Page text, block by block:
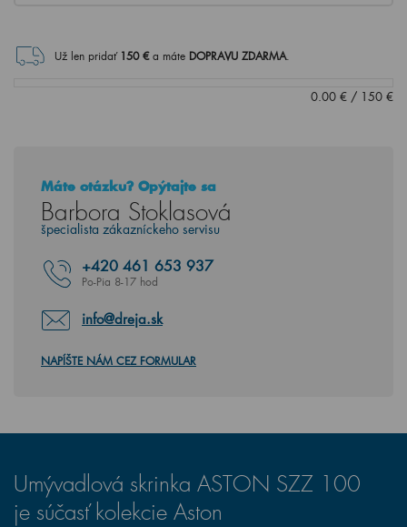
Už len pridať 150€ a máte DOPRAVU ZDARMA.
0.00 € / 150 €
Máte otázku? Opýtajte sa
Barbora Stoklasová
špecialista zákazníckeho servisu
+420 461 653 937
Po-Pia 8-17 hod
info@dreja.sk
NAPÍŠTE NÁM CEZ FORMULAR
Umývadlová skrinka ASTON SZZ 100
je súčasť kolekcie Aston